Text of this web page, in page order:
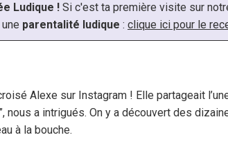
Ludique ! Si c'est ta première visite sur
parentalité ludique : clique ici pour le
Alexe sur Instagram ! Elle partageait
nous a intrigués. On y a découvert des
à la bouche.